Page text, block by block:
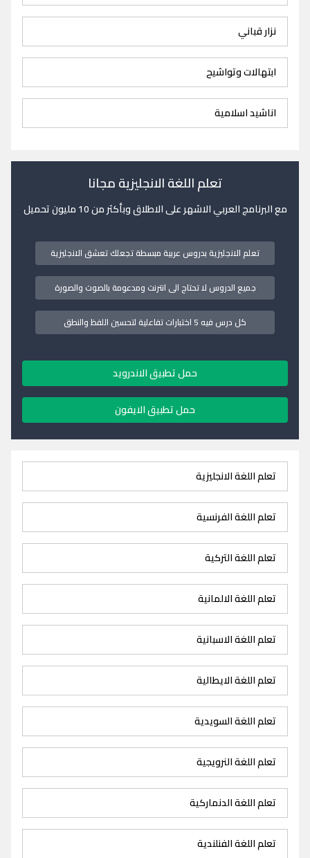
نزار قباني
ابتهالات وتواشيح
اناشيد اسلامية
تعلم اللغة الانجليزية مجانا
مع البرنامج العربي الاشهر على الاطلاق وبأكثر من 10 مليون تحميل
تعلم الانجليزية بدروس عربية مبسطة تجعلك تعشق الانجليزية
جميع الدروس لا تحتاج الى انترنت ومدعومة بالصوت والصورة
كل درس فيه 5 اختبارات تفاعلية لتحسين اللفظ والنطق
حمل تطبيق الاندرويد
حمل تطبيق الايفون
تعلم اللغة الانجليزية
تعلم اللغة الفرنسية
تعلم اللغة التركية
تعلم اللغة الالمانية
تعلم اللغة الاسبانية
تعلم اللغة الايطالية
تعلم اللغة السويدية
تعلم اللغة النرويجية
تعلم اللغة الدنماركية
تعلم اللغة الفنلندية